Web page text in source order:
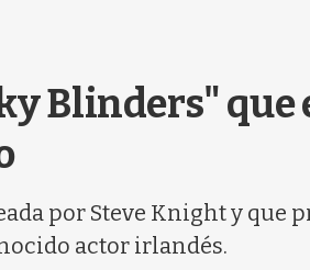
Blinders"
por Steve Knight y que
actor irlandés.